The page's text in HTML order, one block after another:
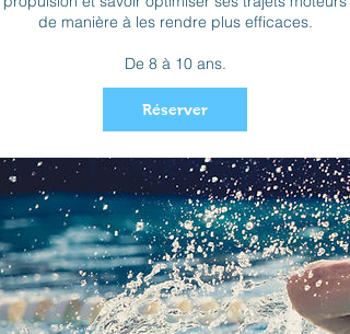
de manière à les rendre plus efficaces.
De 8 à 10 ans.
Réserver